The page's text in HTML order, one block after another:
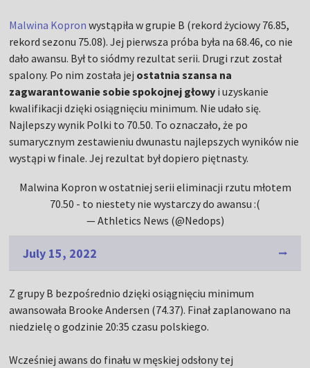
Malwina Kopron wystąpiła w grupie B (rekord życiowy 76.85,
rekord sezonu 75.08). Jej pierwsza próba była na 68.46, co nie
dało awansu. Był to siódmy rezultat serii. Drugi rzut został
spalony. Po nim została jej ostatnia szansa na
zagwarantowanie sobie spokojnej głowy i uzyskanie
kwalifikacji dzięki osiągnięciu minimum. Nie udało się.
Najlepszy wynik Polki to 70.50. To oznaczało, że po
sumarycznym zestawieniu dwunastu najlepszych wyników nie
wystąpi w finale. Jej rezultat był dopiero piętnasty.
Malwina Kopron w ostatniej serii eliminacji rzutu młotem
70.50 - to niestety nie wystarczy do awansu :(
— Athletics News (@Nedops)
July 15, 2022
Z grupy B bezpośrednio dzięki osiągnięciu minimum
awansowała Brooke Andersen (74.37). Finał zaplanowano na
niedzielę o godzinie 20:35 czasu polskiego.
Wcześniej awans do finału w męskiej odsłony tej